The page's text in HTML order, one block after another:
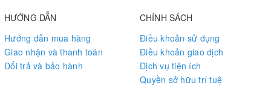
HƯỚNG DẪN
Hướng dẫn mua hàng
Giao nhận và thanh toán
Đổi trả và bảo hành
CHÍNH SÁCH
Điều khoản sử dụng
Điều khoản giao dịch
Dịch vụ tiện ích
Quyền sở hữu trí tuệ